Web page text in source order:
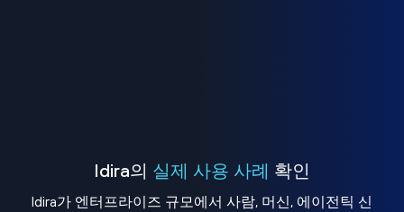
Idira의 실제 사용 사례 확인
Idira가 엔터프라이즈 규모에서 사람, 머신, 에이전틱 신